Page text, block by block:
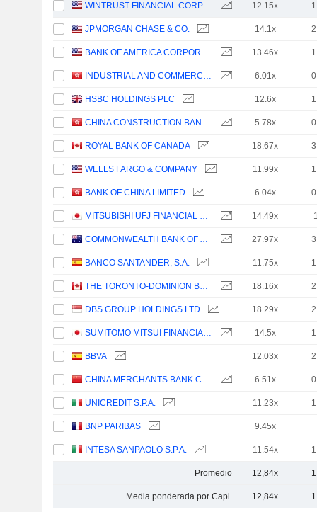
WINTRUST FINANCIAL CORPORATION 12.15x
JPMORGAN CHASE & CO. 14.1x
BANK OF AMERICA CORPORATION 13.46x
INDUSTRIAL AND COMMERCIAL BANK OF CHINA LIMITED 6.01x
HSBC HOLDINGS PLC 12.6x
CHINA CONSTRUCTION BANK CORPORATION 5.78x
ROYAL BANK OF CANADA 18.67x
WELLS FARGO & COMPANY 11.99x
BANK OF CHINA LIMITED 6.04x
MITSUBISHI UFJ FINANCIAL GROUP, INC. 14.49x
COMMONWEALTH BANK OF AUSTRALIA 27.97x
BANCO SANTANDER, S.A. 11.75x
THE TORONTO-DOMINION BANK 18.16x
DBS GROUP HOLDINGS LTD 18.29x
SUMITOMO MITSUI FINANCIAL GROUP, INC. 14.5x
BBVA 12.03x
CHINA MERCHANTS BANK CO., LTD. 6.51x
UNICREDIT S.P.A. 11.23x
BNP PARIBAS 9.45x
INTESA SANPAOLO S.P.A. 11.54x
Promedio 12,84x
Media ponderada por Capi. 12,84x